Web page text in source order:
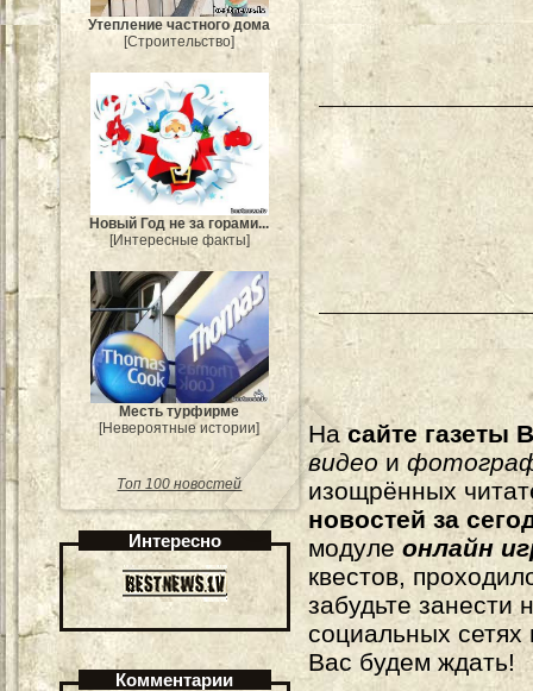
Утепление частного дома
[Строительство]
Новый Год не за горами...
[Интересные факты]
Месть турфирме
[Невероятные истории]
Топ 100 новостей
Интересно
Комментарии
Насайте газеты
видеои
изощрённых
новостей за
модулеонлайн
квестов,
забудьте
социальных
Вас будем ждать!